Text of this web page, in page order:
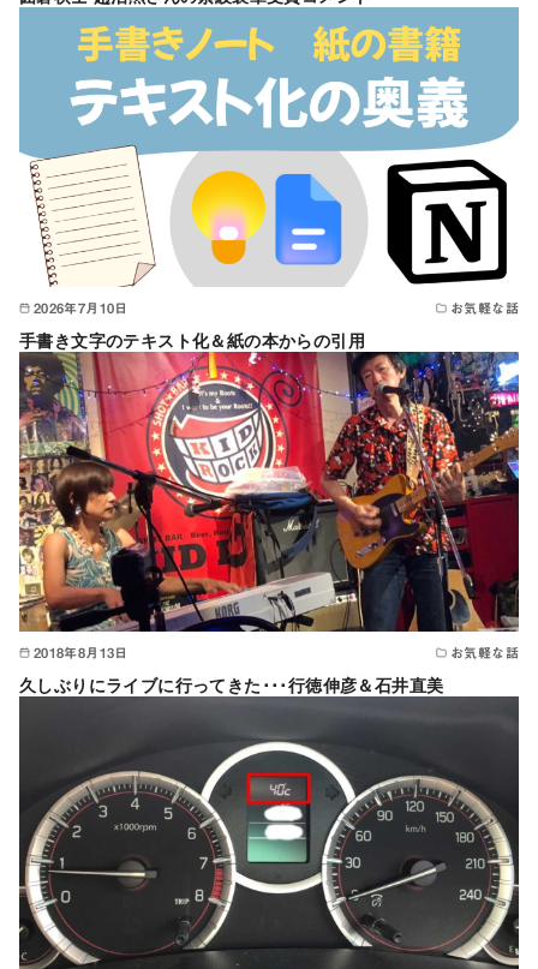
2026年7月10日 お気軽な話
手書き文字のテキスト化＆紙の本からの引用
2018年8月13日 お気軽な話
久しぶりにライブに行ってきた･･･行徳伸彦＆石井直美